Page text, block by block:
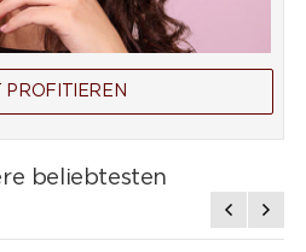
PROFITIEREN
beliebtesten